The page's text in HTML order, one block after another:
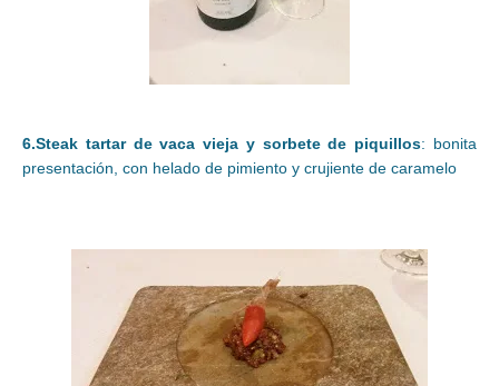
6.Steak tartar de vaca vieja y sorbete de piquillos: bonita
presentación, con helado de pimiento y crujiente de caramelo